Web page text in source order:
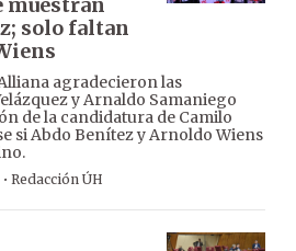
solo faltan
agradecieron las
y Arnaldo Samaniego
de la candidatura de Camilo
si Abdo Benítez y Arnoldo Wiens
· Redacción ÚH